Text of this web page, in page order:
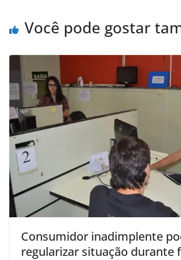
Você pode gostar
Consumidor inadimplente
regularizar situação durante